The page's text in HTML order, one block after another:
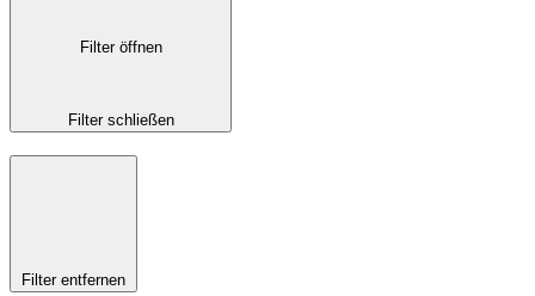
Filter öffnen
Filter schließen
Filter entfernen